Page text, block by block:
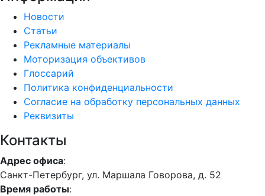
Новости
Статьи
Рекламные материалы
Моторизация объективов
Глоссарий
Политика конфиденциальности
Согласие на обработку персональных данных
Реквизиты
Контакты
Адрес офиса:
Санкт-Петербург, ул. Маршала Говорова, д. 52
Время работы: